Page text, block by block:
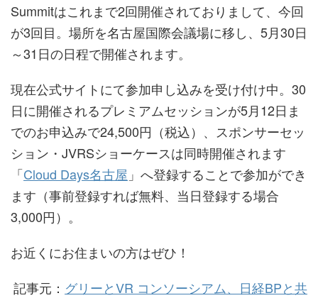
Summitはこれまで2回開催されておりまして、今回
が3回目。場所を名古屋国際会議場に移し、5月30日
～31日の日程で開催されます。
現在公式サイトにて参加申し込みを受け付け中。30
日に開催されるプレミアムセッションが5月12日ま
でのお申込みで24,500円（税込）、スポンサーセッ
ション・JVRSショーケースは同時開催されます
「Cloud Days名古屋 」へ登録することで参加ができ
ます（事前登録すれば無料、当日登録する場合
3,000円）。
お近くにお住まいの方はぜひ！
記事元： グリーとVR コンソーシアム、日経BPと共